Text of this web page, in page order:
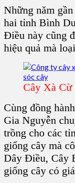
Những năm gần
hai tỉnh Bình
Điều này cũng
hiệu quả mà
Cây Xà
Cùng đồng
Gia Nguyễn
trồng cho các
giống cây mà
Dây Điều, Cây
giống cây có